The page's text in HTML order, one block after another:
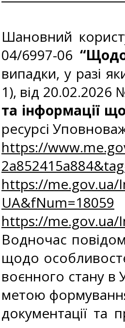
Шановний
04/6997-06
випадки, у разі
1), від
та інформації
ресурсі
https://
https://me.gov.ua/
UA&fNum=18059
https://me.gov.ua/
Водночас
щодо
воєнного стану в
метою формування
документації та